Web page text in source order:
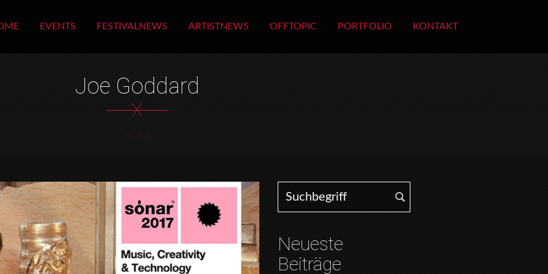
EVENTS FESTIVALNEWS ARTISTNEWS OFFTOPIC PORTFOLIO KONTAKT
Joe Goddard
X
HOME
Search for:
Neueste
Beiträge